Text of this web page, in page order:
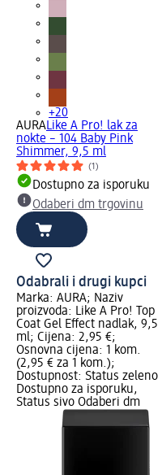
+20
AURALike A Pro! lak za
nokte – 104 Baby Pink
Shimmer, 9,5 ml
(1)
Dostupno za isporuku
Odaberi dm trgovinu
Odabrali i drugi kupci
Marka: AURA; Naziv
proizvoda: Like A Pro! Top
Coat Gel Effect nadlak, 9,5
ml; Cijena: 2,95 €;
Osnovna cijena: 1 kom.
(2,95 € za 1 kom.);
Dostupnost: Status zeleno
Dostupno za isporuku,
Status sivo Odaberi dm